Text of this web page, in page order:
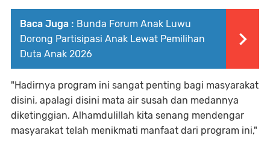
Baca Juga : Bunda Forum Anak Luwu
Dorong Partisipasi Anak Lewat Pemilihan
Duta Anak 2026
"Hadirnya program ini sangat penting bagi masyarakat
disini, apalagi disini mata air susah dan medannya
diketinggian. Alhamdulillah kita senang mendengar
masyarakat telah menikmati manfaat dari program ini,"